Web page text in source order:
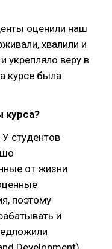
оценили наш
хвалили и
укрепляло веру в
курсе была
курса?
студентов
от жизни
поэтому
и